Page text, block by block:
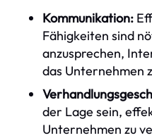
Kommunikation:
Fähigkeiten sind
anzusprechen,
das Unternehmen
der Lage sein,
Unternehmen zu